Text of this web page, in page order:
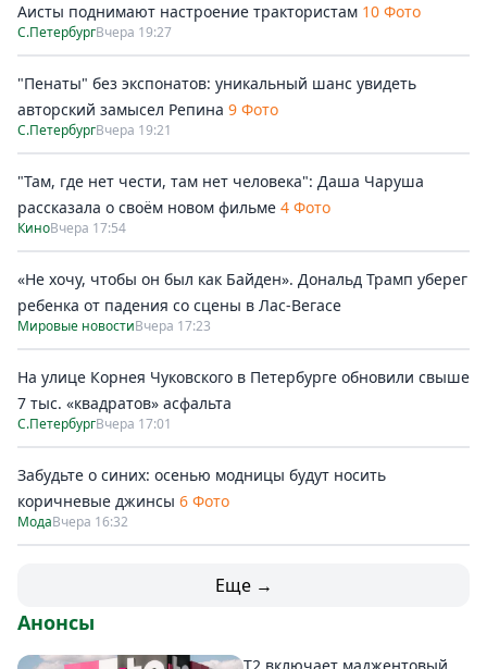
Аисты поднимают настроение трактористам 10 Фото
С.ПетербургВчера 19:27
"Пенаты" без экспонатов: уникальный шанс увидеть
авторский замысел Репина 9 Фото
С.ПетербургВчера 19:21
"Там, где нет чести, там нет человека": Даша Чаруша
рассказала о своём новом фильме 4 Фото
КиноВчера 17:54
«Не хочу, чтобы он был как Байден». Дональд Трамп уберег
ребенка от падения со сцены в Лас-Вегасе
Мировые новостиВчера 17:23
На улице Корнея Чуковского в Петербурге обновили свыше
7 тыс. «квадратов» асфальта
С.ПетербургВчера 17:01
Забудьте о синих: осенью модницы будут носить
коричневые джинсы 6 Фото
МодаВчера 16:32
Еще →
Анонсы